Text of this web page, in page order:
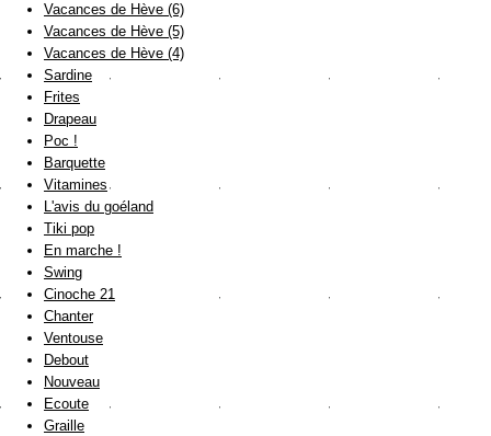
Vacances de Hève (6)
Vacances de Hève (5)
Vacances de Hève (4)
Sardine
Frites
Drapeau
Poc !
Barquette
Vitamines
L'avis du goéland
Tiki pop
En marche !
Swing
Cinoche 21
Chanter
Ventouse
Debout
Nouveau
Ecoute
Graille